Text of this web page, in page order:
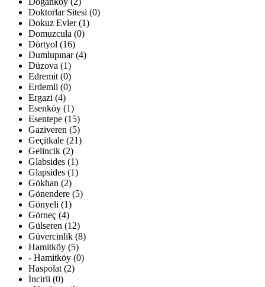
Doktorlar Sitesi (0)
Dokuz Evler (1)
Domuzcula (0)
Dörtyol (16)
Dumlupınar (4)
Düzova (1)
Edremit (0)
Erdemli (0)
Ergazi (4)
Esenköy (1)
Esentepe (15)
Gaziveren (5)
Geçitkale (21)
Gelincik (2)
Glabsides (1)
Glapsides (1)
Gökhan (2)
Gönendere (5)
Gönyeli (1)
Görneç (4)
Gülseren (12)
Güvercinlik (8)
Hamitköy (5)
- Hamitköy (0)
Haspolat (2)
İncirli (0)